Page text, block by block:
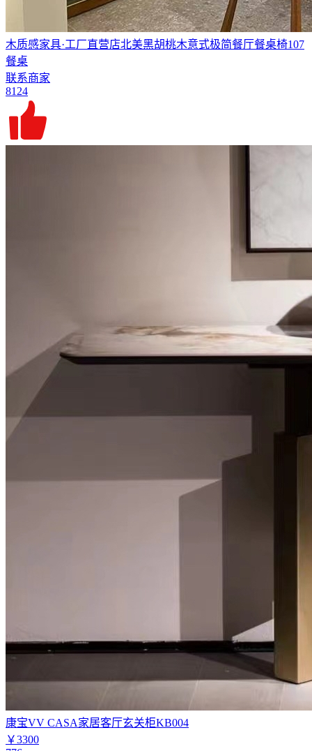
木质感家具·工厂直营店北美黑胡桃木意式极简餐厅餐桌椅107
餐桌
联系商家
8124
康宝VV CASA家居客厅玄关柜KB004
￥3300